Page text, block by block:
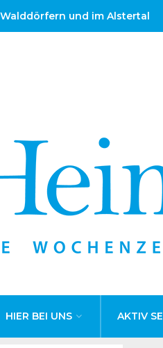
und im Alstertal
HIER BEI UNS AKTIV